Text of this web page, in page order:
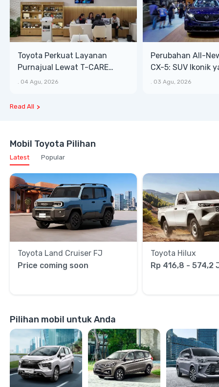
Toyota Perkuat Layanan
Purnajual Lewat T-CARE
XTRA, Manfaat Lebih Besar
04 Agu, 2026
Perubahan All-
CX-5: SUV Ikonik
Bongsor, Mewah,
03 Agu, 2026
Read All
Mobil Toyota Pilihan
Latest Popular
Toyota Land Cruiser FJ
Price coming soon
Toyota Hilux
Rp 416,8 - 574,2
Pilihan mobil untuk Anda